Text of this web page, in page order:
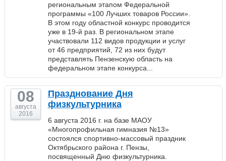
региональным этапом Федеральной
программы «100 Лучших товаров России».
В этом году областной конкурс проводится
уже в 19-й раз. В региональном этапе
участвовали 112 видов продукции и услуг
от 46 предприятий, 72 из них будут
представлять Пензенскую область на
федеральном этапе конкурса...
08
августа
2016
Празднование Дня
физкультурника
6 августа 2016 г. на базе МАОУ
«Многопрофильная гимназия №13»
состоялся спортивно-массовый праздник
Октябрьского района г. Пензы,
посвященный Дню физкультурника.